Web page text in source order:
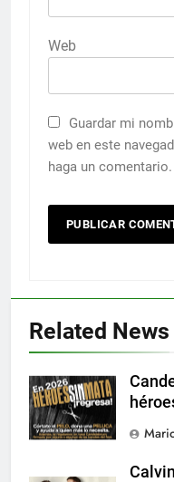
Web
Guardar mi
web en este
haga un comentario.
Related News